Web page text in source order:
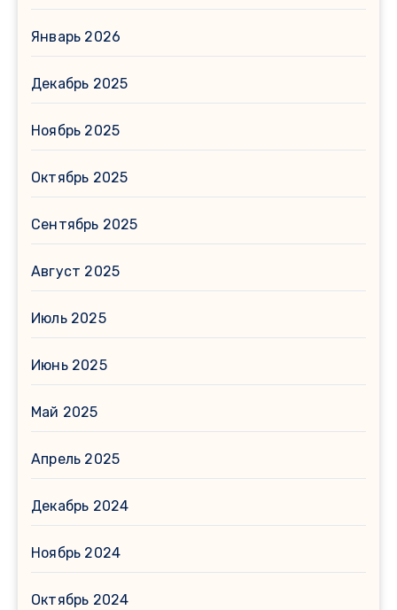
Январь 2026
Декабрь 2025
Ноябрь 2025
Октябрь 2025
Сентябрь 2025
Август 2025
Июль 2025
Июнь 2025
Май 2025
Апрель 2025
Декабрь 2024
Ноябрь 2024
Октябрь 2024